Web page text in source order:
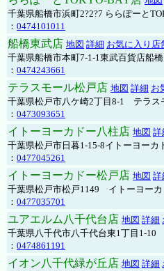
千葉県船橋市浜町2?2?7 ららぽーと
： 0474101011
船橋東武店 地図 詳細 お気に入り店
千葉県船橋市本町7-1-1東武百貨店船
： 0474243661
テラスモール松戸店 地図 詳細 お
千葉県松戸市八ケ崎2丁目8-1 テラス
： 0473093651
イトーヨーカドー八柱店 地図 詳
千葉県松戸市日暮1-15-8イトーヨー
： 0477045261
イトーヨーカドー松戸店 地図 詳
千葉県松戸市松戸1149 イトーヨーカ
： 0477035701
ユアエルム八千代台店 地図 詳細
千葉県八千代市八千代台東1丁目1-
： 0474861191
イオン八千代緑が丘店 地図 詳細